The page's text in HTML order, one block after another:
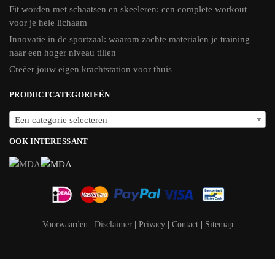
Fit worden met schaatsen en skeeleren: een complete workout
voor je hele lichaam
Innovatie in de sportzaal: waarom zachte materialen je training
naar een hoger niveau tillen
Creëer jouw eigen krachtstation voor thuis
PRODUCTCATEGORIEËN
Een categorie selecteren
OOK INTERESSANT
Voorwaarden| Disclaimer| Privacy| Contact| Sitemap